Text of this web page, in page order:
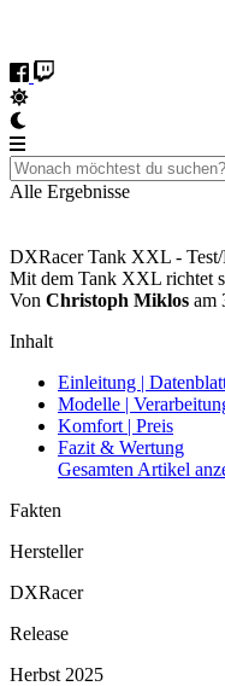
Alle Ergebnisse
DXRacer Tank XXL -
Mit dem Tank XXL richtet
Von Christoph Miklos am
Inhalt
Einleitung |
Modelle |
Komfort | Preis
Fazit & Wertung
Gesamten Artikel
Fakten
Hersteller
DXRacer
Release
Herbst 2025